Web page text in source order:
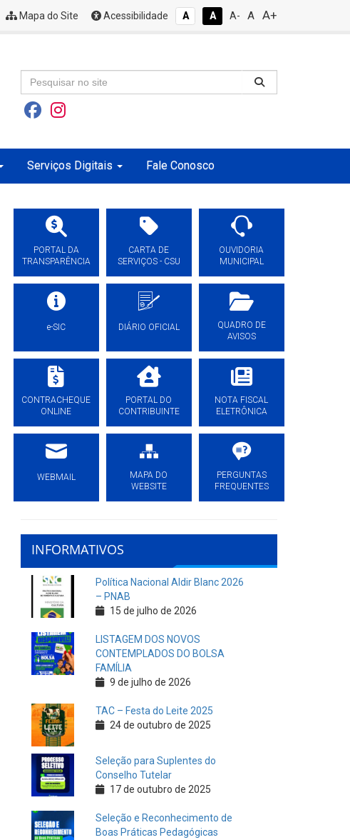
Mapa do Site Acessibilidade A A A- A A+
Serviços Digitais Fale Conosco
PORTAL DA
TRANSPARÊNCIA
CARTA DE
SERVIÇOS - CSU
OUVIDORIA
MUNICIPAL
e-SIC DIÁRIO OFICIAL
QUADRO DE
AVISOS
CONTRACHEQUE
ONLINE
PORTAL DO
CONTRIBUINTE
NOTA FISCAL
ELETRÔNICA
WEBMAIL
MAPA DO
WEBSITE
PERGUNTAS
FREQUENTES
INFORMATIVOS
Política Nacional Aldir Blanc 2026
– PNAB
15 de julho de 2026
LISTAGEM DOS NOVOS
CONTEMPLADOS DO BOLSA
FAMÍLIA
9 de julho de 2026
TAC – Festa do Leite 2025
24 de outubro de 2025
Seleção para Suplentes do
Conselho Tutelar
17 de outubro de 2025
Seleção e Reconhecimento de
Boas Práticas Pedagógicas